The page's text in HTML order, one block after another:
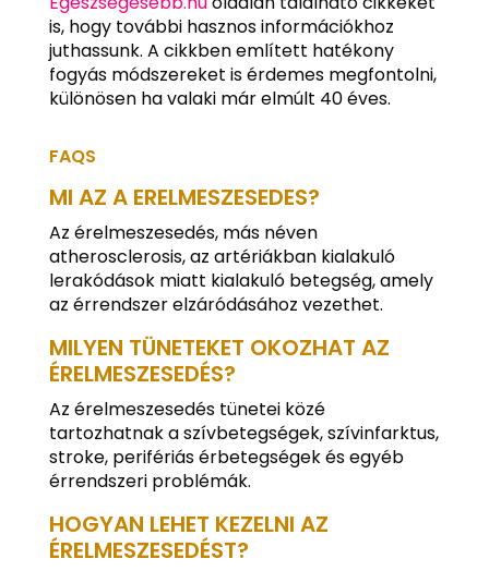
is, hogy további hasznos információkhoz
juthassunk. A cikkben említett hatékony
fogyás módszereket is érdemes megfontolni,
különösen ha valaki már elmúlt 40 éves.
FAQS
MI AZ A ERELMESZESEDES?
Az érelmeszesedés, más néven
atherosclerosis, az artériákban kialakuló
lerakódások miatt kialakuló betegség, amely
az érrendszer elzáródásához vezethet.
MILYEN TÜNETEKET OKOZHAT AZ
ÉRELMESZESEDÉS?
Az érelmeszesedés tünetei közé
tartozhatnak a szívbetegségek, szívinfarktus,
stroke, perifériás érbetegségek és egyéb
érrendszeri problémák.
HOGYAN LEHET KEZELNI AZ
ÉRELMESZESEDÉST?